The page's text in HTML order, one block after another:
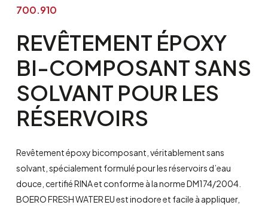
700.910
REVÊTEMENT ÉPOXY
BI-COMPOSANT SANS
SOLVANT POUR LES
RÉSERVOIRS
Revêtement époxy bicomposant, véritablement sans
solvant, spécialement formulé pour les réservoirs d’eau
douce, certifié RINA et conforme à la norme DM174/2004.
BOERO FRESH WATER EU est inodore et facile à appliquer,